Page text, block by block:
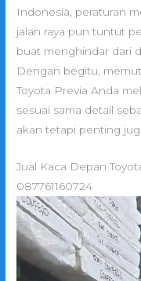
Indonesia, peraturan
jalan raya pun tuntut
buat menghindar dari
Dengan begitu,
Toyota Previa Anda
sesuai sama detail
akan tetapi penting
Jual Kaca Depan
087761160724